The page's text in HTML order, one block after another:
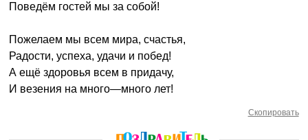
Поведём гостей мы за собой!
Пожелаем мы всем мира, счастья,
Радости, успеха, удачи и побед!
А ещё здоровья всем в придачу,
И везения на много—много лет!
Скопировать